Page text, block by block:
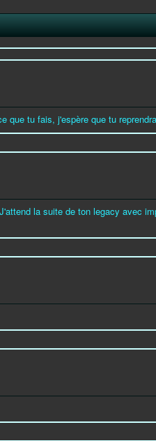
que tu fais, j'espère que tu
la suite de ton legacy avec